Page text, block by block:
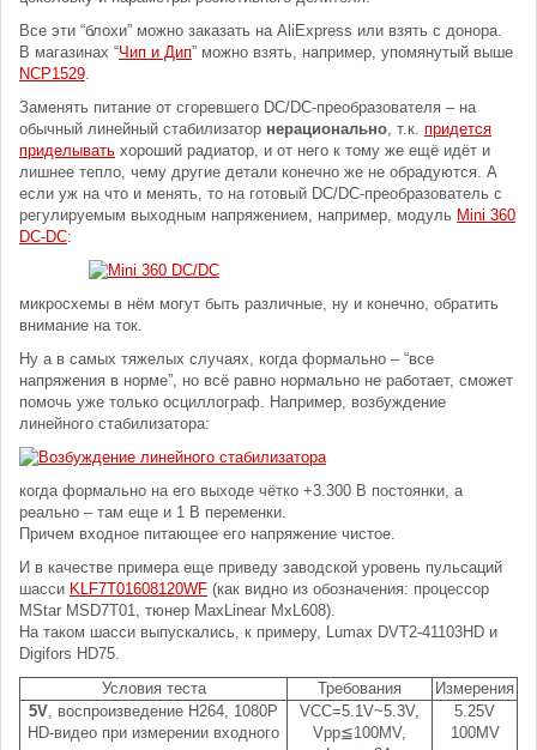
Все эти “блохи” можно заказать на AliExpress или взять с донора.
В магазинах “Чип и Дип” можно взять, например, упомянутый выше
NCP1529.
Заменять питание от сгоревшего DC/DC-преобразователя – на
обычный линейный стабилизатор нерационально, т.к. придется
приделывать хороший радиатор, и от него к тому же ещё идёт и
лишнее тепло, чему другие детали конечно же не обрадуются. А
если уж на что и менять, то на готовый DC/DC-преобразователь с
регулируемым выходным напряжением, например, модуль Mini 360
DC-DC:
микросхемы в нём могут быть различные, ну и конечно, обратить
внимание на ток.
Ну а в самых тяжелых случаях, когда формально – “все
напряжения в норме”, но всё равно нормально не работает, сможет
помочь уже только осциллограф. Например, возбуждение
линейного стабилизатора:
когда формально на его выходе чётко +3.300 В постоянки, а
реально – там еще и 1 В переменки.
Причем входное питающее его напряжение чистое.
И в качестве примера еще приведу заводской уровень пульсаций
шасси KLF7T01608120WF (как видно из обозначения: процессор
MStar MSD7T01, тюнер MaxLinear MxL608).
На таком шасси выпускались, к примеру, Lumax DVT2-41103HD и
Digifors HD75.
Условия теста
Требования
Измерения
5V, воспроизведение H264, 1080P
HD-видео при измерении входного
VCC=5.1V~5.3V,
Vpp≦100MV,
5.25V
100MV